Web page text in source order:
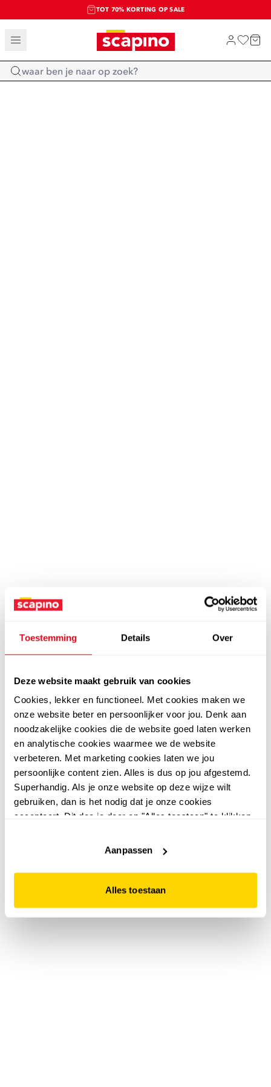
Toestemming Details Over
Deze website maakt gebruik van cookies
Cookies, lekker en functioneel. Met cookies maken we
onze website beter en persoonlijker voor jou. Denk aan
noodzakelijke cookies die de website goed laten werken
en analytische cookies waarmee we de website
verbeteren. Met marketing cookies laten we jou
persoonlijke content zien. Alles is dus op jou afgestemd.
Superhandig. Als je onze website op deze wijze wilt
gebruiken, dan is het nodig dat je onze cookies
accepteert. Dit doe je door op "Alles toestaan" te klikken.
website niet optimaal functioneert.
Aanpassen
Alles toestaan
TOT 70% KORTING OP SALE
SALE: LAATSTE KANS!
SHOP NIEUW
Home